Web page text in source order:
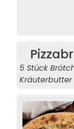
5 Stück
Kräuterbutter